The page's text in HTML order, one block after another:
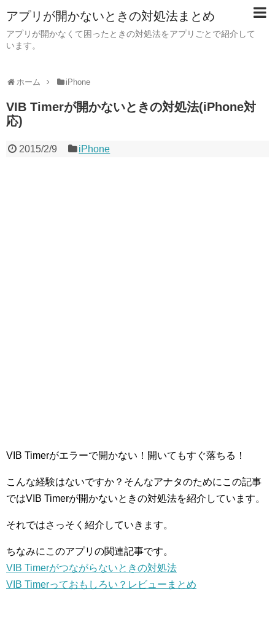
アプリが開かないときの対処法まとめ
アプリが開かなくて困ったときの対処法をアプリごとで紹介して
います。
ホーム iPhone
VIB Timerが開かないときの対処法(iPhone対
応)
2015/2/9 iPhone
VIB Timerがエラーで開かない！開いてもすぐ落ちる！
こんな経験はないですか？そんなアナタのためにこの記事
ではVIB Timerが開かないときの対処法を紹介しています。
それではさっそく紹介していきます。
ちなみにこのアプリの関連記事です。
VIB Timerがつながらないときの対処法
VIB Timerっておもしろい？レビューまとめ